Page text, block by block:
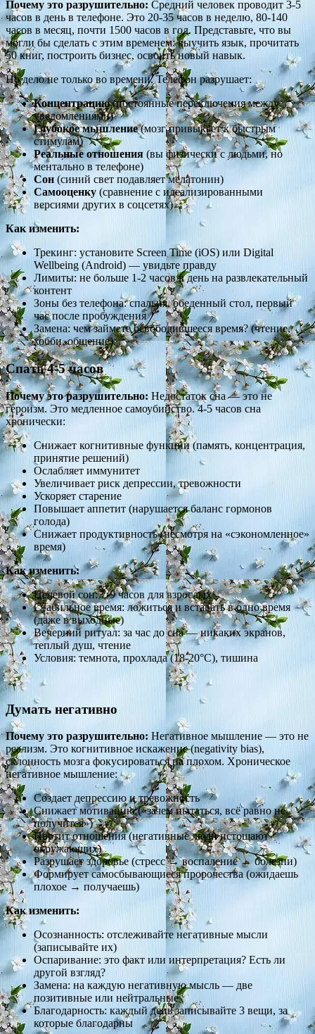
Почему это разрушительно: Средний человек проводит 3-5
часов в день в телефоне. Это 20-35 часов в неделю, 80-140
часов в месяц, почти 1500 часов в год. Представьте, что вы
могли бы сделать с этим временем: выучить язык, прочитать
50 книг, построить бизнес, освоить новый навык.
Но дело не только во времени. Телефон разрушает:
Концентрацию(постоянные переключения между
уведомлениями)
Глубокое мышление(мозг привыкает к быстрым
стимулам)
Реальные отношения (вы физически с людьми, но
ментально в телефоне)
Сон (синий свет подавляет мелатонин)
Самооценку (сравнение с идеализированными
версиями других в соцсетях)
Как изменить:
Трекинг: установите Screen Time (iOS) или Digital
Wellbeing (Android) — увидьте правду
Лимиты: не больше 1-2 часов в день на развлекательный
контент
Зоны без телефона: спальня, обеденный стол, первый
час после пробуждения
Замена: чем займете освободившееся время? (чтение,
хобби, общение)
Спать 4-5 часов
Почему это разрушительно: Недостаток сна — это не
героизм. Это медленное самоубийство. 4-5 часов сна
хронически:
Снижает когнитивные функции (память, концентрация,
принятие решений)
Ослабляет иммунитет
Увеличивает риск депрессии, тревожности
Ускоряет старение
Повышает аппетит (нарушается баланс гормонов
голода)
Снижает продуктивность (несмотря на «сэкономленное»
время)
Как изменить:
Целевой сон: 7-9 часов для взрослых
Стабильное время: ложиться и вставать в одно время
(даже в выходные)
Вечерний ритуал: за час до сна — никаких экранов,
теплый душ, чтение
Условия: темнота, прохлада (18-20°C), тишина
Думать негативно
Почему это разрушительно: Негативное мышление — это не
реализм. Это когнитивное искажение (negativity bias),
склонность мозга фокусироваться на плохом. Хроническое
негативное мышление:
Создает депрессию и тревожность
Снижает мотивацию («зачем пытаться, всё равно не
получится»)
Портит отношения (негативные люди истощают
окружающих)
Разрушает здоровье (стресс → воспаление → болезни)
Формирует самосбывающиеся пророчества (ожидаешь
плохое → получаешь)
Как изменить:
Осознанность: отслеживайте негативные мысли
(записывайте их)
Оспаривание: это факт или интерпретация? Есть ли
другой взгляд?
Замена: на каждую негативную мысль — две
позитивные или нейтральные
Благодарность: каждый день записывайте 3 вещи, за
которые благодарны